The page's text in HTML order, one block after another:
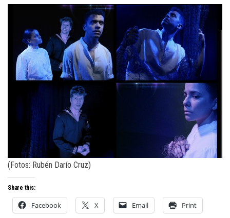
(Fotos: Rubén Darío Cruz)
Share this:
Facebook X Email Print